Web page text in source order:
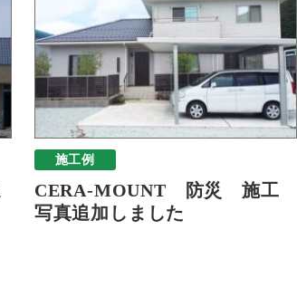
施工例
CERA-MOUNT 防災 施工
写真追加しました